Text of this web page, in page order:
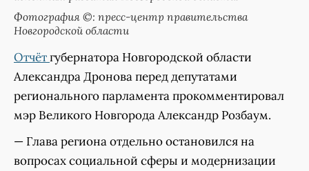
Фотография ©: пресс-центр правительства
Новгородской области
Отчётгубернатора Новгородской области
Александра Дронова перед депутатами
регионального парламента прокомментировал
мэр Великого Новгорода Александр Розбаум.
— Глава региона отдельно остановился на
вопросах социальной сферы и модернизации